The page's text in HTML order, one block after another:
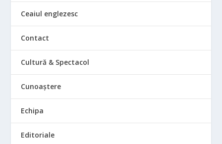
Ceaiul englezesc
Contact
Cultură & Spectacol
Cunoaștere
Echipa
Editoriale